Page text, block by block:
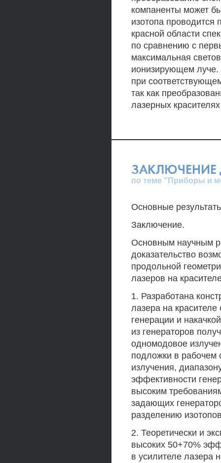
компаненты может
изотопа проводится
красной области
по сравнению с
максимальная
ионизирующем луче.
при
так как
лазерных
ЗАКЛЮЧЕНИЕ
по теме "Приборы и
Основные
Заключение.
Основным научным
доказательство
продольной
лазеров на
1. Разработана
лазера на
генерации и
из генераторов
одномодовое
подложки в рабочем
излучения,
эффективности
высоким
задающих
разделению
2. Теоретически и
высоких 50+70%
в усилителе лазера